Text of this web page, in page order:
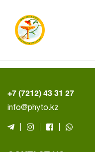
+7 (7212) 43 31 27
info@phyto.kz